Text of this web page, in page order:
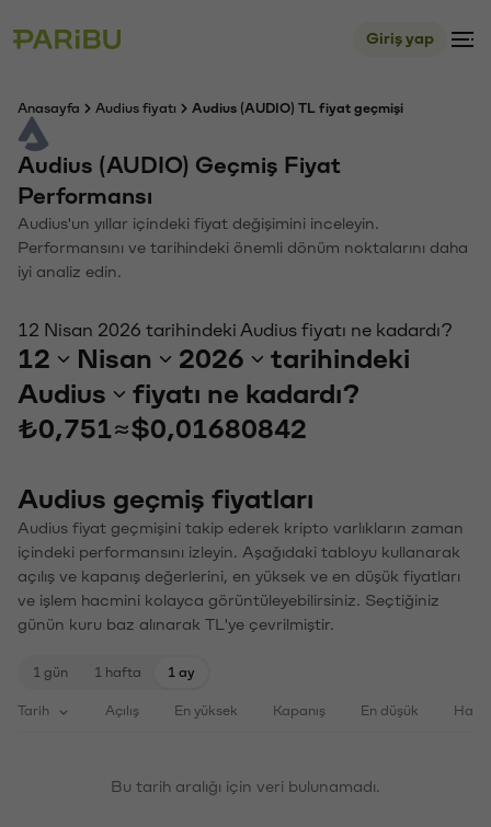
Giriş yap
Anasayfa Audius fiyatı Audius (AUDIO) TL fiyat geçmişi
Audius (AUDIO) Geçmiş Fiyat
Performansı
Audius'un yıllar içindeki fiyat değişimini inceleyin.
Performansını ve tarihindeki önemli dönüm noktalarını daha
iyi analiz edin.
12 Nisan 2026 tarihindeki Audius fiyatı ne kadardı?
12 Nisan 2026
tarihindeki
Audius
fiyatı ne kadardı?
₺0,751≈$0,01680842
Audius geçmiş fiyatları
Audius fiyat geçmişini takip ederek kripto varlıkların zaman
içindeki performansını izleyin. Aşağıdaki tabloyu kullanarak
açılış ve kapanış değerlerini, en yüksek ve en düşük fiyatları
ve işlem hacmini kolayca görüntüleyebilirsiniz. Seçtiğiniz
günün kuru baz alınarak TL'ye çevrilmiştir.
1 gün 1 hafta 1 ay
Tarih Açılış En yüksek Kapanış En düşük
Bu tarih aralığı için veri bulunamadı.